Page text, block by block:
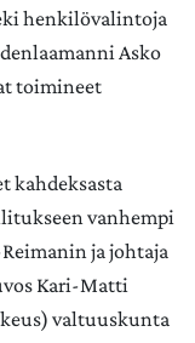
henkilövalintoja
Asko
toimineet
kahdeksasta
vanhempi
ja johtaja
Kari-Matti
valtuuskunta